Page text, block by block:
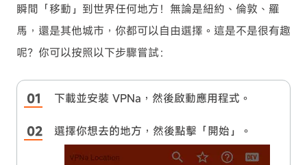
瞬間「移動」到世界任何地方！無論是紐約、倫敦、羅
馬，還是其他城市，你都可以自由選擇。這是不是很有趣
呢？你可以按照以下步驟嘗試：
下載並安裝 VPNa，然後啟動應用程式。
選擇你想去的地方，然後點擊「開始」。